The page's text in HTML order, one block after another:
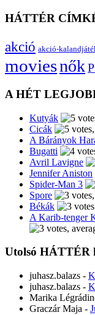
HÁTTÉR
akció akció-
moviesnők
A HÉT
Kutyák
Cicák
A Bárányok
Bugatti
Avril Lavigne
Jennifer Aniston
Spider-Man 3
Spore
Békák
A Karib-tenger
Utolsó HÁTTÉR
juhasz.balazs -
juhasz.balazs -
Marika
Graczár Maja -